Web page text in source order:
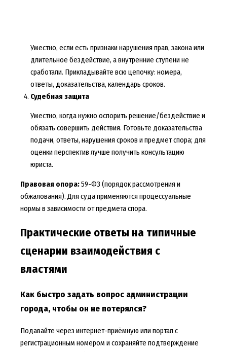
Уместно, если есть признаки нарушения прав, закона или
длительное бездействие, а внутренние ступени не
сработали. Прикладывайте всю цепочку: номера,
ответы, доказательства, календарь сроков.
Судебная защита
Уместно, когда нужно оспорить решение/бездействие и
обязать совершить действия. Готовьте доказательства
подачи, ответы, нарушения сроков и предмет спора; для
оценки перспектив лучше получить консультацию
юриста.
Правовая опора:59-ФЗ (порядок рассмотрения и
обжалования). Для суда применяются процессуальные
нормы в зависимости от предмета спора.
Практические ответы на типичные
сценарии взаимодействия с
властями
Как быстро задать вопрос администрации
города, чтобы он не потерялся?
Подавайте через интернет-приёмную или портал с
регистрационным номером и сохраняйте подтверждение